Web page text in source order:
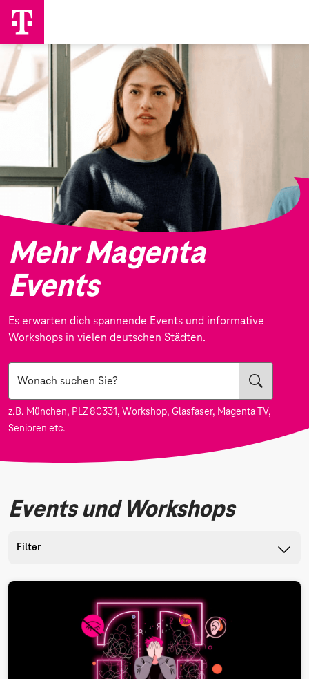
Mehr Magenta
Events
Es erwarten dich spannende Events und informative
Workshops in vielen deutschen Städten.
z.B. München, PLZ 80331, Workshop, Glasfaser, Magenta TV,
Senioren etc.
Events und Workshops
Filter